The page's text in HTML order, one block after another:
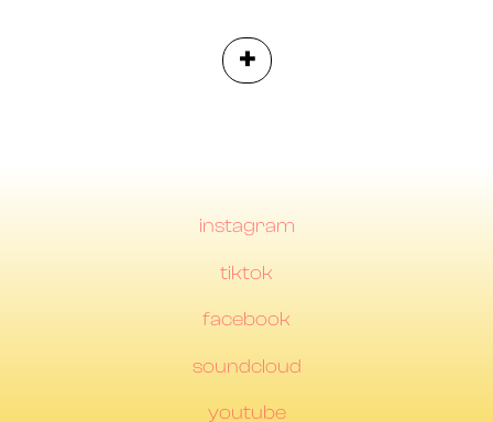
+
instagram
tiktok
facebook
soundcloud
youtube